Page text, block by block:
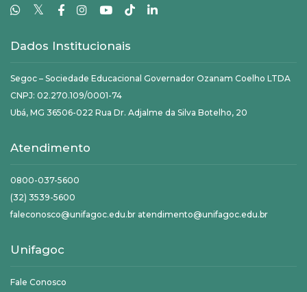
𝕏
Dados Institucionais
Segoc – Sociedade Educacional Governador Ozanam Coelho LTDA
CNPJ: 02.270.109/0001-74
Ubá, MG 36506-022 Rua Dr. Adjalme da Silva Botelho, 20
Atendimento
0800-037-5600
(32) 3539-5600
faleconosco@unifagoc.edu.br atendimento@unifagoc.edu.br
Unifagoc
Fale Conosco